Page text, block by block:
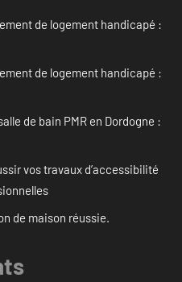
de logement handicapé :
de logement handicapé :
de bain PMR en Dordogne :
vos travaux d’accessibilité
de maison réussie.